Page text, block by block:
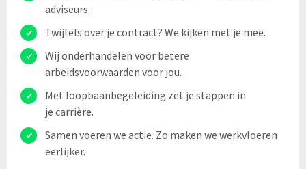
adviseurs.
Twijfels over je contract? We kijken met je mee.
Wij onderhandelen voor betere
arbeidsvoorwaarden voor jou.
Met loopbaanbegeleiding zet je stappen in
je carrière.
Samen voeren we actie. Zo maken we werkvloeren
eerlijker.